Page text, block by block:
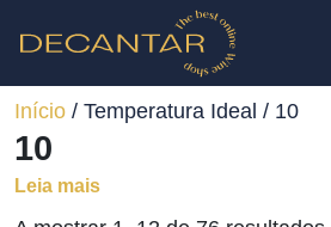
Início / Temperatura Ideal / 10
10
Leia mais